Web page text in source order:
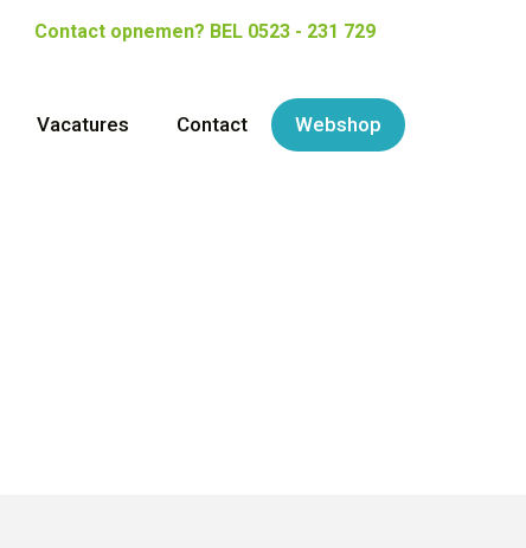
Contact opnemen? BEL 0523 - 231 729
Vacatures Contact Webshop